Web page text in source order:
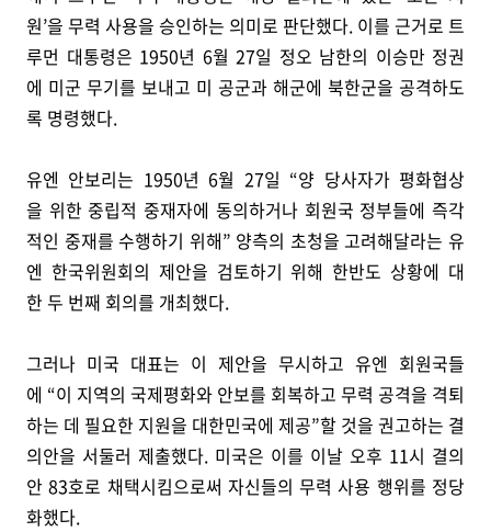
원’을 무력 사용을 승인하는 의미로 판단했다. 이를 근거로 트
루먼 대통령은 1950년 6월 27일 정오 남한의 이승만 정권
에 미군 무기를 보내고 미 공군과 해군에 북한군을 공격하도
록 명령했다.
유엔 안보리는 1950년 6월 27일 “양 당사자가 평화협상
을 위한 중립적 중재자에 동의하거나 회원국 정부들에 즉각
적인 중재를 수행하기 위해” 양측의 초청을 고려해달라는 유
엔 한국위원회의 제안을 검토하기 위해 한반도 상황에 대
한 두 번째 회의를 개최했다.
그러나 미국 대표는 이 제안을 무시하고 유엔 회원국들
에 “이 지역의 국제평화와 안보를 회복하고 무력 공격을 격퇴
하는 데 필요한 지원을 대한민국에 제공”할 것을 권고하는 결
의안을 서둘러 제출했다. 미국은 이를 이날 오후 11시 결의
안 83호로 채택시킴으로써 자신들의 무력 사용 행위를 정당
화했다.